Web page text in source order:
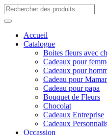
Accueil
Catalogue
Boites fleurs avec
Cadeaux pour
Cadeaux pour
Cadeau pour
Cadeau pour papa
Bouquet de Fleurs
Chocolat
Cadeaux Entreprise
Cadeaux
Occassion